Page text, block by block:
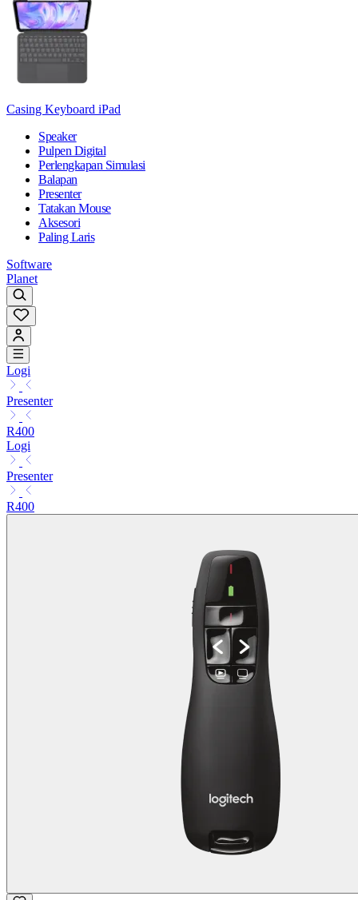
Casing Keyboard iPad
Speaker
Pulpen Digital
Perlengkapan Simulasi
Balapan
Presenter
Tatakan Mouse
Aksesori
Paling Laris
Software
Planet
Logi
Presenter
R400
Logi
Presenter
R400